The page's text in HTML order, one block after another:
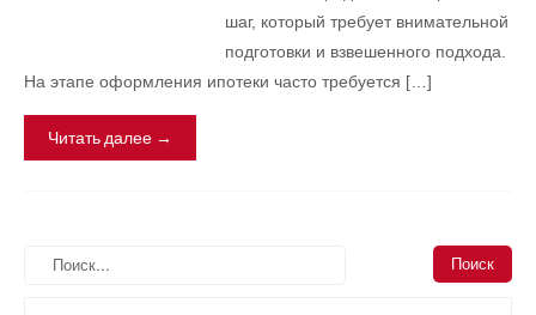
шаг, который требует внимательной
подготовки и взвешенного подхода.
На этапе оформления ипотеки часто требуется […]
Читать далее →